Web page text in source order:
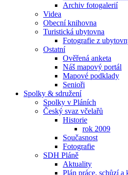
Archiv fotogalerií
Videa
Obecní knihovna
Turistická ubytovna
Fotografie z
Ostatní
Ověřená anketa
Náš mapový portál
Mapové podklady
Senioři
Spolky & sdružení
Spolky v Pláních
Český svaz včelařů
Historie
rok 2009
Současnost
Fotografie
SDH Pláně
Aktuality
Plán práce, schůzí a